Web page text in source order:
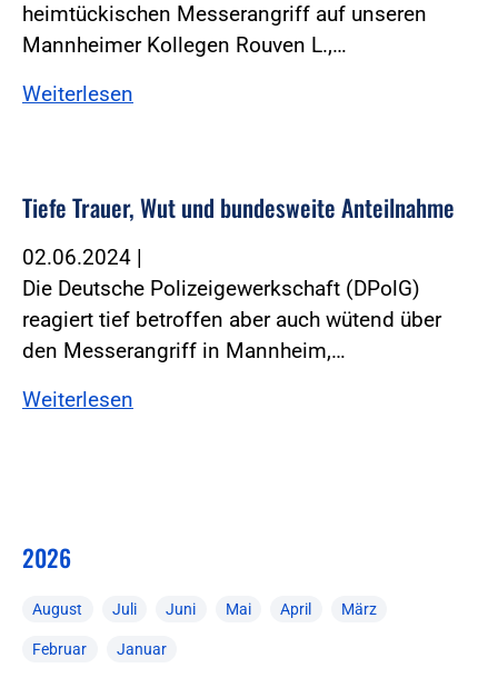
heimtückischen Messerangriff auf unseren
Mannheimer Kollegen Rouven L.,…
Weiterlesen
Tiefe Trauer, Wut und bundesweite Anteilnahme
02.06.2024 |
Die Deutsche Polizeigewerkschaft (DPolG)
reagiert tief betroffen aber auch wütend über
den Messerangriff in Mannheim,…
Weiterlesen
2026
August Juli Juni Mai April März
Februar Januar